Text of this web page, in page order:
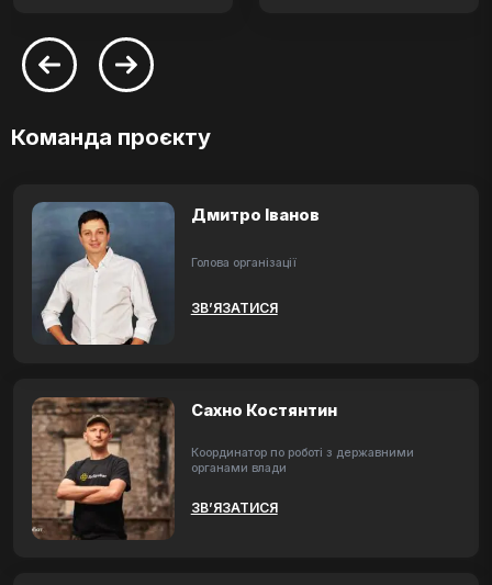
Команда проєкту
Дмитро Іванов
Голова організації
ЗВ’ЯЗАТИСЯ
Сахно Костянтин
Координатор по роботі з державними
органами влади
ЗВ’ЯЗАТИСЯ